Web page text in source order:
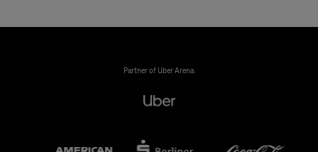
Partner of Uber Arena: